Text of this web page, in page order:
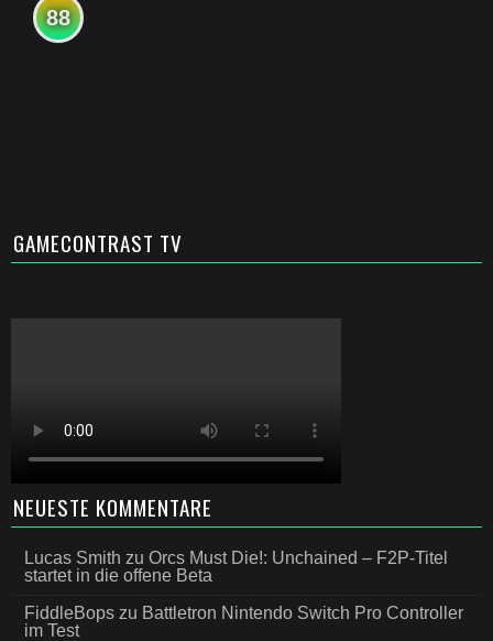
88
GAMECONTRAST TV
NEUESTE KOMMENTARE
Lucas Smith zu Orcs Must Die!: Unchained – F2P-Titel
startet in die offene Beta
FiddleBops zu Battletron Nintendo Switch Pro Controller
im Test